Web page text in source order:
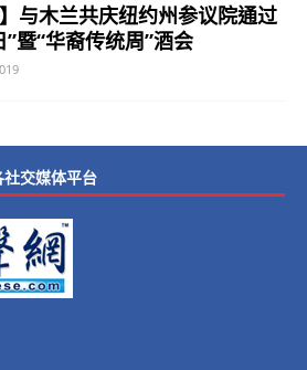
】与木兰共庆纽约州参议院通过
”暨“华裔传统周”酒会
交媒体平台